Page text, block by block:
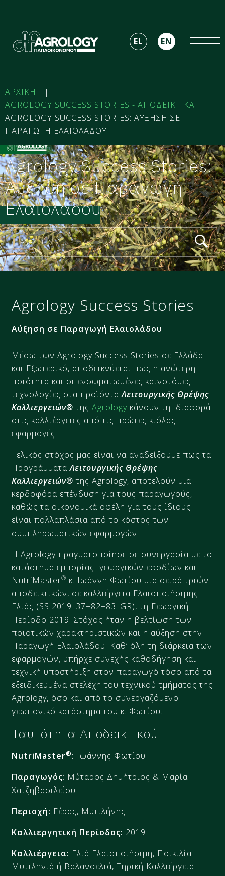
EL EN
ΑΡΧΙΚΗ
|
AGROLOGY SUCCESS STORIES - ΑΠΟΔΕΙΚΤΙΚΑ
|
AGROLOGY SUCCESS STORIES: ΑΥΞΗΣΗ ΣΕ
ΠΑΡΑΓΩΓΗ ΕΛΑΙΟΛΑΔΟΥ
Agrology Success Stories:
Αύξηση σε Παραγωγή
Ελαιολάδου
Agrology Success Stories
Αύξηση σε Παραγωγή Ελαιολάδου
Μέσω των Agrology Success Stories σε Ελλάδα
και Εξωτερικό, αποδεικνύεται πως η ανώτερη
ποιότητα και οι ενσωματωμένες καινοτόμες
τεχνολογίες στα προϊόνταΛειτουργικής Θρέψης
Καλλιεργειών® τηςAgrology κάνουν τη διαφορά
στις καλλιέργειες από τις πρώτες κιόλας
εφαρμογές!
Τελικός στόχος μας είναι να αναδείξουμε πως τα
ΠρογράμματαΛειτουργικής Θρέψης
Καλλιεργειών® της Agrology, αποτελούν μια
κερδοφόρα επένδυση για τους παραγωγούς,
καθώς τα οικονομικά οφέλη για τους ίδιους
είναι πολλαπλάσια από το κόστος των
συμπληρωματικών εφαρμογών!
Η Agrology πραγματοποίησε σε συνεργασία με το
κατάστημα εμπορίας γεωργικών εφοδίων και
NutriMaster® κ. Ιωάννη Φωτίου μια σειρά τριών
αποδεικτικών, σε καλλιέργεια Ελαιοποιήσιμης
Ελιάς (SS 2019_37+82+83_GR), τη Γεωργική
Περίοδο 2019. Στόχος ήταν η βελτίωση των
ποιοτικών χαρακτηριστικών και η αύξηση στην
Παραγωγή Ελαιολάδου. Καθ’ όλη τη διάρκεια των
εφαρμογών, υπήρχε συνεχής καθοδήγηση και
τεχνική υποστήριξη στον παραγωγό τόσο από τα
εξειδικευμένα στελέχη του τεχνικού τμήματος της
Agrology, όσο και από το συνεργαζόμενο
γεωπονικό κατάστημα του κ. Φωτίου.
Ταυτότητα Αποδεικτικού
NutriMaster®: Ιωάννης Φωτίου
Παραγωγός: Μύταρος Δημήτριος & Μαρία
Χατζηβασιλείου
Περιοχή: Γέρας, Μυτιλήνης
Καλλιεργητική Περίοδος: 2019
Καλλιέργεια: Ελιά Ελαιοποιήσιμη, Ποικιλία
Μυτιληνιά ή Βαλανοελιά, Ξηρική Καλλιέργεια